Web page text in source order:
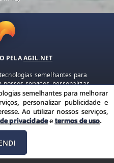
PELAAGIL.NET
semelhantes para
serviços, personalizar
de seu interesse. Ao utilizar
nossa política de privacidade e
uso.
Termos de uso
semelhantes para melhorar
personalizar publicidade e
Ao utilizar nossos serviços,
privacidadeetermos de uso.